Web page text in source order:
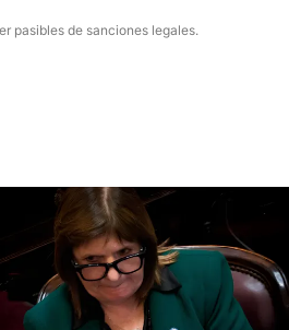
pasibles de sanciones legales.